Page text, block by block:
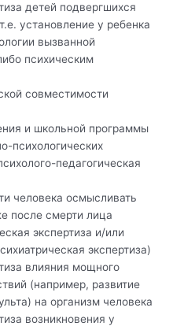
детей подвергшихся
установление у ребенка
вызванной
психическим
совместимости
и школьной программы
психологических
педагогическая
человека осмысливать
после смерти лица
экспертиза и/или
экспертиза)
влияния мощного
(например, развитие
на организм человека
возникновения у